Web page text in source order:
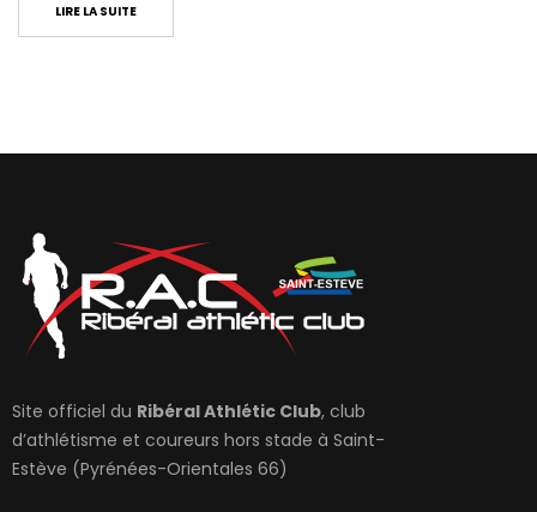
LIRE LA SUITE
Site officiel du Ribéral Athlétic Club, club
d’athlétisme et coureurs hors stade à Saint-
Estève (Pyrénées-Orientales 66)